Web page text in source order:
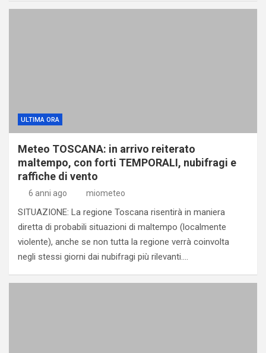
ULTIMA ORA
Meteo TOSCANA: in arrivo reiterato
maltempo, con forti TEMPORALI, nubifragi e
raffiche di vento
6 anni ago miometeo
SITUAZIONE: La regione Toscana risentirà in maniera
diretta di probabili situazioni di maltempo (localmente
violente), anche se non tutta la regione verrà coinvolta
negli stessi giorni dai nubifragi più rilevanti.…